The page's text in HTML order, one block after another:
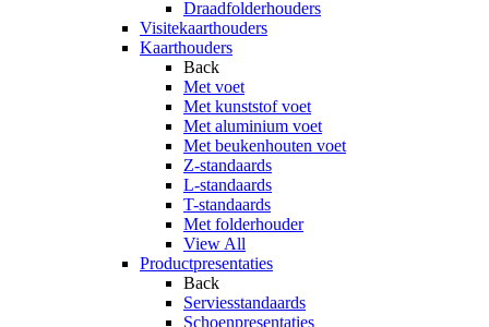
Draadfolderhouders
Visitekaarthouders
Kaarthouders
Back
Met voet
Met kunststof voet
Met aluminium voet
Met beukenhouten voet
Z-standaards
L-standaards
T-standaards
Met folderhouder
View All
Productpresentaties
Back
Serviesstandaards
Schoenpresentaties